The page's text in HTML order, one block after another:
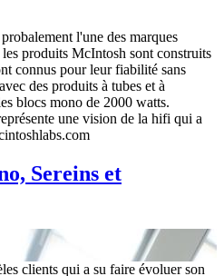
l'une des marques
produits McIntosh sont construits
connus pour leur fiabilité sans
des produits à tubes et à
blocs mono de 2000 watts.
une vision de la hifi qui a
Sereins et
clients qui a su faire évoluer son